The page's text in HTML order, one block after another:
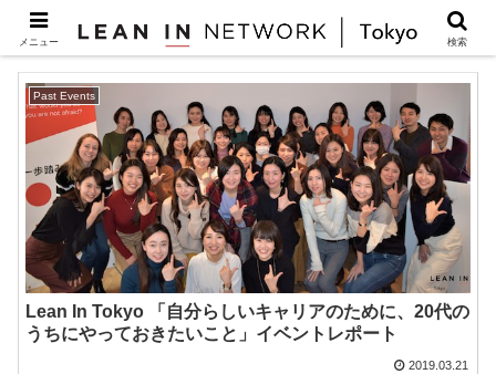
20代女性働き方
Past Events
Lean In Tokyo 「自分らしいキャリアのために、20代の
うちにやっておきたいこと」イベントレポート
2019.03.21
メニュー 検索